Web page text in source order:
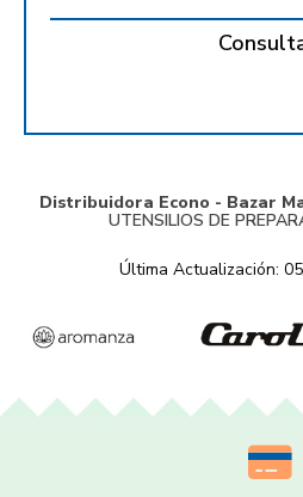
Distribuidora Econo - Bazar
UTENSILIOS DE
Última Actualización: